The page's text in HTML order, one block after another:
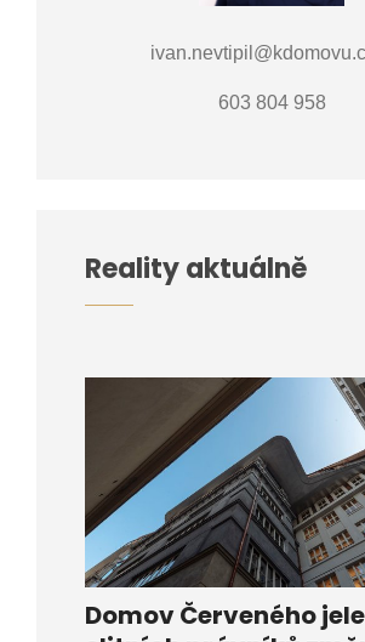
603 804 958
Reality aktuálně
Domov Červeného